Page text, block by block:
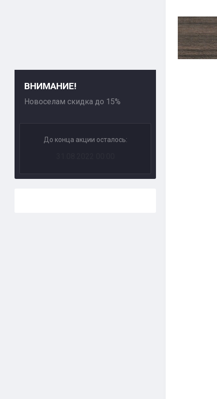
ВНИМАНИЕ!
Новоселам скидка до 15%
До конца акции осталось: